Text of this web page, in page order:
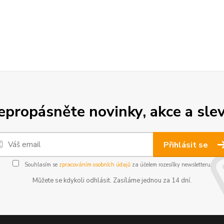
novinky, akce a
Přihlásit se
Souhlasím se zpracováním osobních údajůza účelem rozesílky newsletteru.
Můžete se kdykoli odhlásit. Zasíláme jednou za 14 dní.